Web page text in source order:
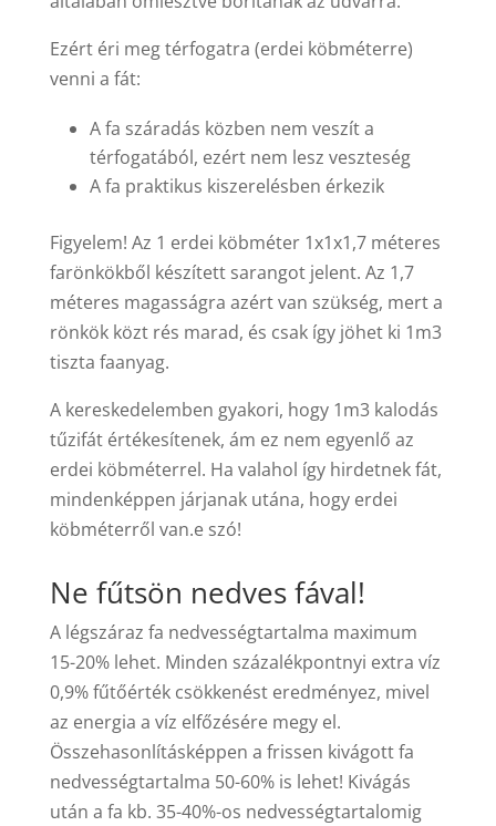
Ezért éri meg térfogatra (erdei köbméterre)
venni a fát:
A fa száradás közben nem veszít a
térfogatából, ezért nem lesz veszteség
A fa praktikus kiszerelésben érkezik
Figyelem! Az 1 erdei köbméter 1x1x1,7 méteres
farönkökből készített sarangot jelent. Az 1,7
méteres magasságra azért van szükség, mert a
rönkök közt rés marad, és csak így jöhet ki 1m3
tiszta faanyag.
A kereskedelemben gyakori, hogy 1m3 kalodás
tűzifát értékesítenek, ám ez nem egyenlő az
erdei köbméterrel. Ha valahol így hirdetnek fát,
mindenképpen járjanak utána, hogy erdei
köbméterről van.e szó!
Ne fűtsön nedves fával!
A légszáraz fa nedvességtartalma maximum
15-20% lehet. Minden százalékpontnyi extra víz
0,9% fűtőérték csökkenést eredményez, mivel
az energia a víz elfőzésére megy el.
Összehasonlításképpen a frissen kivágott fa
nedvességtartalma 50-60% is lehet! Kivágás
után a fa kb. 35-40%-os nedvességtartalomig